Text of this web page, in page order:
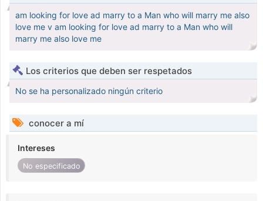
am looking for love ad marry to a Man who will marry me also
love me v am looking for love ad marry to a Man who will
marry me also love me
Los criterios que deben ser respetados
No se ha personalizado ningún criterio
conocer a mí
Intereses
No especificado